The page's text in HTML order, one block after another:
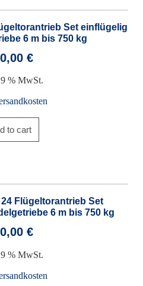
Set einflügelig
6 m bis 750 kg
€
% MwSt.
to cart
Flügeltorantrieb Set
6 m bis 750 kg
€
% MwSt.